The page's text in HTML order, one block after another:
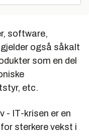
software,
også såkalt
som en del
etc.
- IT-krisen er en
sterkere vekst i